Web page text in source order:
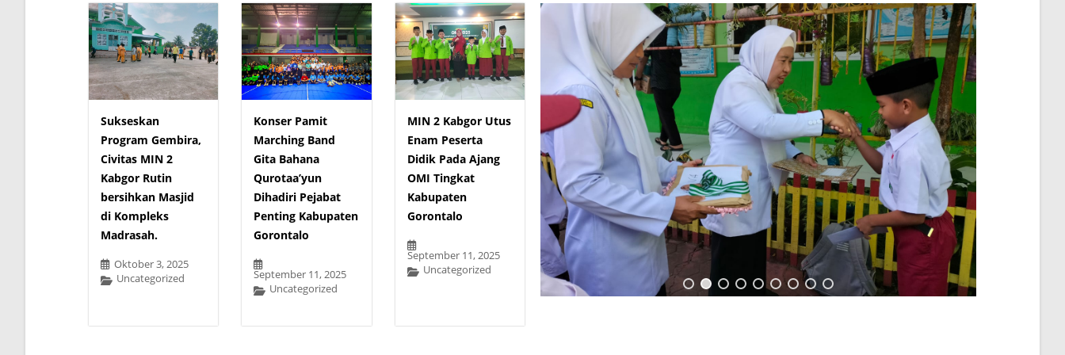
Sukseskan
Program Gembira,
Civitas MIN 2
Kabgor Rutin
bersihkan Masjid
di Kompleks
Madrasah.
Oktober 3, 2025
Uncategorized
Konser Pamit
Marching Band
Gita Bahana
Qurotaa’yun
Dihadiri Pejabat
Penting Kabupaten
Gorontalo
September 11, 2025
Uncategorized
MIN 2 Kabgor Utus
Enam Peserta
Didik Pada Ajang
OMI Tingkat
Kabupaten
Gorontalo
September 11, 2025
Uncategorized